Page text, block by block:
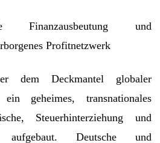
Finanzausbeutung und
Profitnetzwerk
dem Deckmantel globaler
ein geheimes, transnationales
Steuerhinterziehung und
aufgebaut. Deutsche und